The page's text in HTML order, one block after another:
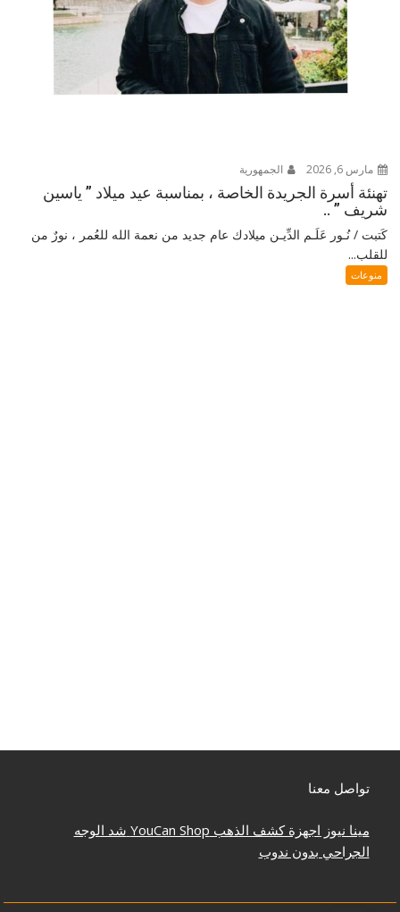
مارس 6, 2026 الجمهورية
تهنئة أسرة الجريدة الخاصة ، بمناسبة عيد ميلاد ” ياسين
شريف ” ..
كَتبت / نُـور عَلَـم الدِّيـن ميلادك عام جديد من نعمة الله للعُمر ، نورٌ من
للقلب...
منوعات
تواصل معنا
مينا نيوز اجهزة كشف الذهب YouCan Shop شد الوجه
الجراحي بدون ندوب